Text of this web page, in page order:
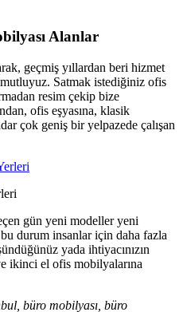
Alanlar
geçmiş yıllardan beri hizmet
Satmak istediğiniz ofis
resim çekip bize
ofis eşyasına, klasik
çok geniş bir yelpazede çalışan
gün yeni modeller yeni
durum insanlar için daha fazla
yada ihtiyacınızın
ikinci el ofis mobilyalarına
büro mobilyası, büro